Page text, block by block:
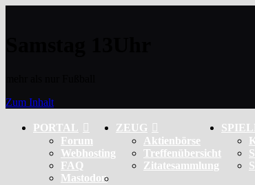
Zum Inhalt
PORTAL
Forum
Webhosting
FAQ
Mastodon
ZEUG
Aktienbörse
Treffenübersicht
Zitatesammlung